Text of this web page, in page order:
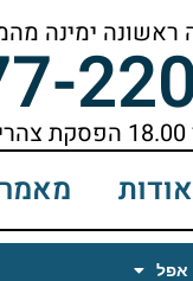
אודות
אפל